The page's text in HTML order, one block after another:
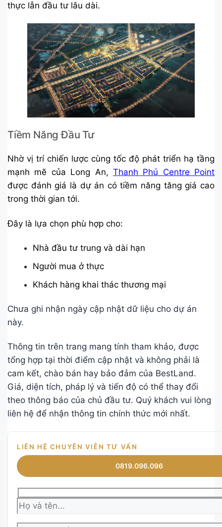
LIÊN HỆ CHUYÊN VIÊN TƯ VẤN
0819.096.096
thực lẫn đầu tư lâu dài.
Tiềm Năng Đầu Tư
Nhờ vị trí chiến lược cùng tốc độ phát triển hạ tầng
mạnh mẽ của Long An, Thanh Phú Centre Point
được đánh giá là dự án có tiềm năng tăng giá cao
trong thời gian tới.
Đây là lựa chọn phù hợp cho:
Nhà đầu tư trung và dài hạn
Người mua ở thực
Khách hàng khai thác thương mại
Chưa ghi nhận ngày cập nhật dữ liệu cho dự án
này.
Thông tin trên trang mang tính tham khảo, được
tổng hợp tại thời điểm cập nhật và không phải là
cam kết, chào bán hay bảo đảm của BestLand.
Giá, diện tích, pháp lý và tiến độ có thể thay đổi
theo thông báo của chủ đầu tư. Quý khách vui lòng
liên hệ để nhận thông tin chính thức mới nhất.